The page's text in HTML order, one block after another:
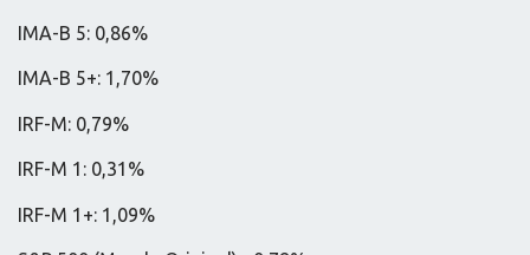
IMA-B 5: 0,86%
IMA-B 5+: 1,70%
IRF-M: 0,79%
IRF-M 1: 0,31%
IRF-M 1+: 1,09%